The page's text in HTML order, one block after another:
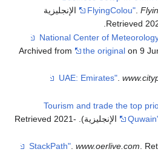
FlyingColou" .
(in الإنجليزية
Archived from
the original on 9
.
"Tourism and trade the top
. Retrieved
2021-
.www.oerlive.com.